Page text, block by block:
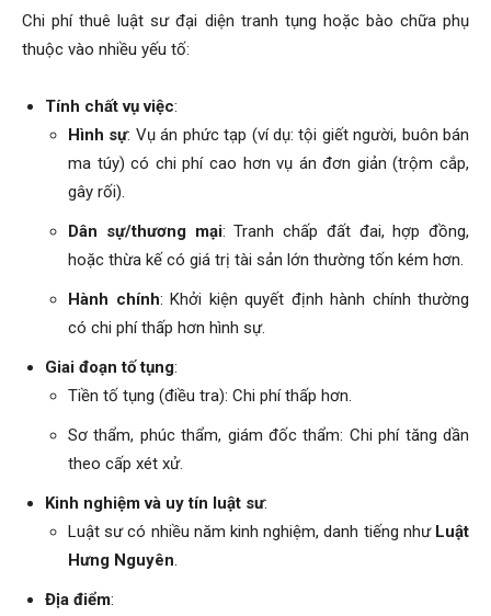
Chi phí thuê luật sư đại diện tranh tụng hoặc bào chữa phụ
thuộc vào nhiều yếu tố:
Tính chất vụ việc:
Hình sự: Vụ án phức tạp (ví dụ: tội giết người, buôn bán
ma túy) có chi phí cao hơn vụ án đơn giản (trộm cắp,
gây rối).
Dân sự/thương mại: Tranh chấp đất đai, hợp đồng,
hoặc thừa kế có giá trị tài sản lớn thường tốn kém hơn.
Hành chính: Khởi kiện quyết định hành chính thường
có chi phí thấp hơn hình sự.
Giai đoạn tố tụng:
Tiền tố tụng (điều tra): Chi phí thấp hơn.
Sơ thẩm, phúc thẩm, giám đốc thẩm: Chi phí tăng dần
theo cấp xét xử.
Kinh nghiệm và uy tín luật sư:
Luật sư có nhiều năm kinh nghiệm, danh tiếng như Luật
Hưng Nguyên
Địa điểm: